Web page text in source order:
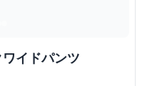
イドパンツ